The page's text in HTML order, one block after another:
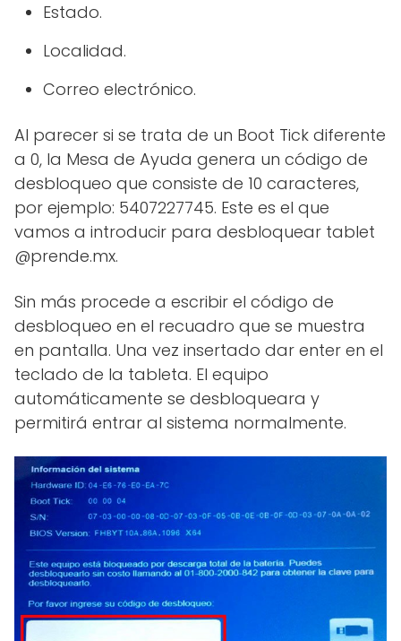
Estado.
Localidad.
Correo electrónico.
Al parecer si se trata de un Boot Tick diferente
a 0, la Mesa de Ayuda genera un código de
desbloqueo que consiste de 10 caracteres,
por ejemplo: 5407227745. Este es el que
vamos a introducir para desbloquear tablet
@prende.mx.
Sin más procede a escribir el código de
desbloqueo en el recuadro que se muestra
en pantalla. Una vez insertado dar enter en el
teclado de la tableta. El equipo
automáticamente se desbloqueara y
permitirá entrar al sistema normalmente.